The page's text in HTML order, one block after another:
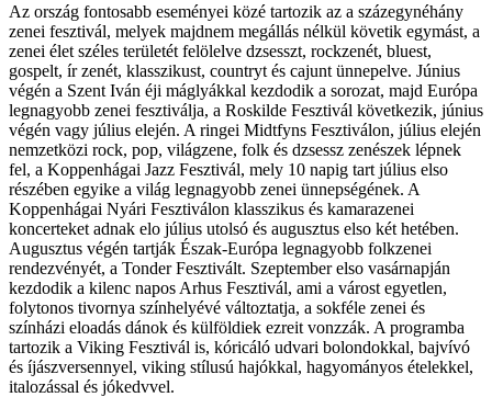
Az ország fontosabb eseményei közé tartozik az a százegynéhány
zenei fesztivál, melyek majdnem megállás nélkül követik egymást, a
zenei élet széles területét felölelve dzsesszt, rockzenét, bluest,
gospelt, ír zenét, klasszikust, countryt és cajunt ünnepelve. Június
végén a Szent Iván éji máglyákkal kezdodik a sorozat, majd Európa
legnagyobb zenei fesztiválja, a Roskilde Fesztivál következik, június
végén vagy július elején. A ringei Midtfyns Fesztiválon, július elején
nemzetközi rock, pop, világzene, folk és dzsessz zenészek lépnek
fel, a Koppenhágai Jazz Fesztivál, mely 10 napig tart július elso
részében egyike a világ legnagyobb zenei ünnepségének. A
Koppenhágai Nyári Fesztiválon klasszikus és kamarazenei
koncerteket adnak elo július utolsó és augusztus elso két hetében.
Augusztus végén tartják Észak-Európa legnagyobb folkzenei
rendezvényét, a Tonder Fesztivált. Szeptember elso vasárnapján
kezdodik a kilenc napos Arhus Fesztivál, ami a várost egyetlen,
folytonos tivornya színhelyévé változtatja, a sokféle zenei és
színházi eloadás dánok és külföldiek ezreit vonzzák. A programba
tartozik a Viking Fesztivál is, kóricáló udvari bolondokkal, bajvívó
és íjászversennyel, viking stílusú hajókkal, hagyományos ételekkel,
italozással és jókedvvel.